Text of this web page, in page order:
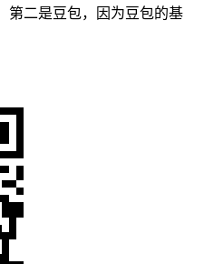
第二是豆包，因为豆包的基